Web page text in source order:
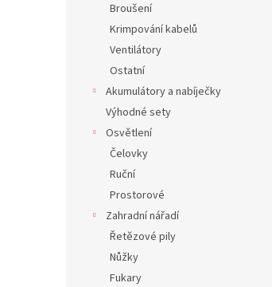
Broušení
Krimpování kabelů
Ventilátory
Ostatní
Akumulátory a nabíječky
Výhodné sety
Osvětlení
Čelovky
Ruční
Prostorové
Zahradní nářadí
Řetězové pily
Nůžky
Fukary